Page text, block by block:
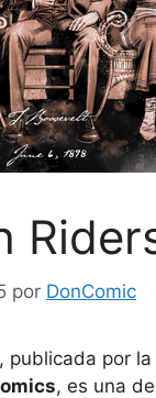
por DonComic
, publicada por
, es una